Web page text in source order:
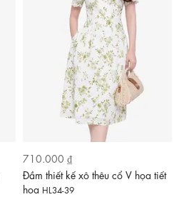
710.000 ₫
Đầm thiết kế xô thêu cổ V họa tiết
hoa HL34-39